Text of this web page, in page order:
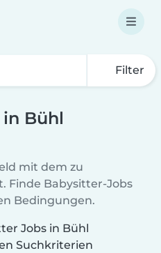
Filter
Bühl
mit dem zu
Finde Babysitter-Jobs
Bedingungen.
Jobs in Bühl
Suchkriterien